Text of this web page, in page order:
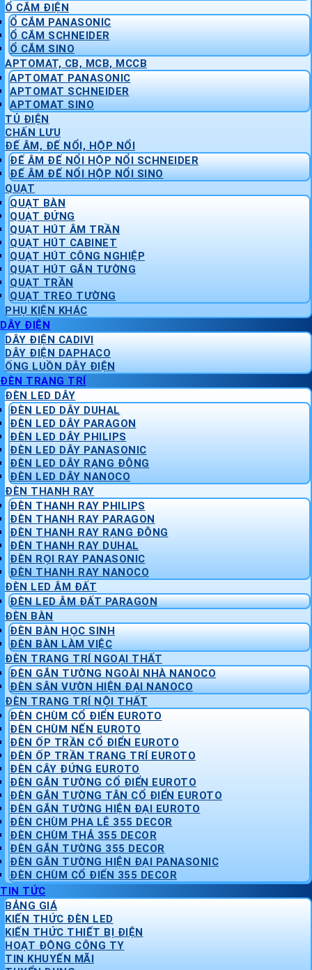
Ổ CẮM ĐIỆN
Ổ CẮM PANASONIC
Ổ CẮM SCHNEIDER
Ổ CẮM SINO
APTOMAT, CB, MCB, MCCB
APTOMAT PANASONIC
APTOMAT SCHNEIDER
APTOMAT SINO
TỦ ĐIỆN
CHẤN LƯU
ĐẾ ÂM, ĐẾ NỔI, HỘP NỔI
ĐẾ ÂM ĐẾ NỔI HỘP NỔI SCHNEIDER
ĐẾ ÂM ĐẾ NỔI HỘP NỔI SINO
QUẠT
QUẠT BÀN
QUẠT ĐỨNG
QUẠT HÚT ÂM TRẦN
QUẠT HÚT CABINET
QUẠT HÚT CÔNG NGHIỆP
QUẠT HÚT GẮN TƯỜNG
QUẠT TRẦN
QUẠT TREO TƯỜNG
PHỤ KIỆN KHÁC
DÂY ĐIỆN
DÂY ĐIỆN CADIVI
DÂY ĐIỆN DAPHACO
ỐNG LUỒN DÂY ĐIỆN
ĐÈN TRANG TRÍ
ĐÈN LED DÂY
ĐÈN LED DÂY DUHAL
ĐÈN LED DÂY PARAGON
ĐÈN LED DÂY PHILIPS
ĐÈN LED DÂY PANASONIC
ĐÈN LED DÂY RẠNG ĐÔNG
ĐÈN LED DÂY NANOCO
ĐÈN THANH RAY
ĐÈN THANH RAY PHILIPS
ĐÈN THANH RAY PARAGON
ĐÈN THANH RAY RẠNG ĐÔNG
ĐÈN THANH RAY DUHAL
ĐÈN RỌI RAY PANASONIC
ĐÈN THANH RAY NANOCO
ĐÈN LED ÂM ĐẤT
ĐÈN LED ÂM ĐẤT PARAGON
ĐÈN BÀN
ĐÈN BÀN HỌC SINH
ĐÈN BÀN LÀM VIỆC
ĐÈN TRANG TRÍ NGOẠI THẤT
ĐÈN GẮN TƯỜNG NGOÀI NHÀ NANOCO
ĐÈN SÂN VƯỜN HIỆN ĐẠI NANOCO
ĐÈN TRANG TRÍ NỘI THẤT
ĐÈN CHÙM CỔ ĐIỂN EUROTO
ĐÈN CHÙM NẾN EUROTO
ĐÈN ỐP TRẦN CỔ ĐIỂN EUROTO
ĐÈN ỐP TRẦN TRANG TRÍ EUROTO
ĐÈN CÂY ĐỨNG EUROTO
ĐÈN GẮN TƯỜNG CỔ ĐIỂN EUROTO
ĐÈN GẮN TƯỜNG TÂN CỔ ĐIỂN EUROTO
ĐÈN GẮN TƯỜNG HIỆN ĐẠI EUROTO
ĐÈN CHÙM PHA LÊ 355 DECOR
ĐÈN CHÙM THẢ 355 DECOR
ĐÈN GẮN TƯỜNG 355 DECOR
ĐÈN GẮN TƯỜNG HIỆN ĐẠI PANASONIC
ĐÈN CHÙM CỔ ĐIỂN 355 DECOR
TIN TỨC
BẢNG GIÁ
KIẾN THỨC ĐÈN LED
KIẾN THỨC THIẾT BỊ ĐIỆN
HOẠT ĐỘNG CÔNG TY
TIN KHUYẾN MÃI